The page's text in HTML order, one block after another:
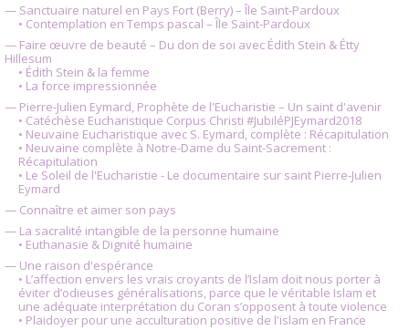
— Sanctuaire naturel en Pays Fort (Berry) – Île Saint-Pardoux
• Contemplation en Temps pascal – Île Saint-Pardoux
— Faire œuvre de beauté – Du don de soi avec Édith Stein & Étty
Hillesum
• Édith Stein & la femme
• La force impressionnée
— Pierre-Julien Eymard, Prophète de l'Eucharistie – Un saint d'avenir
• Catéchèse Eucharistique Corpus Christi #JubiléPJEymard2018
• Neuvaine Eucharistique avec S. Eymard, complète : Récapitulation
• Neuvaine complète à Notre-Dame du Saint-Sacrement :
Récapitulation
• Le Soleil de l'Eucharistie - Le documentaire sur saint Pierre-Julien
Eymard
— Connaître et aimer son pays
— La sacralité intangible de la personne humaine
• Euthanasie & Dignité humaine
— Une raison d'espérance
• L’affection envers les vrais croyants de l’Islam doit nous porter à
éviter d’odieuses généralisations, parce que le véritable Islam et
une adéquate interprétation du Coran s’opposent à toute violence
• Plaidoyer pour une acculturation positive de l'islam en France